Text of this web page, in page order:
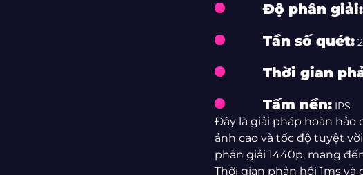
Độ phân giải:
Tần số quét:
Thời gian
Tấm nền:IPS
Đây là giải pháp hoàn
ảnh cao và tốc độ tuyệt
phân giải 1440p, mang
Thời gian phản hồi 1ms